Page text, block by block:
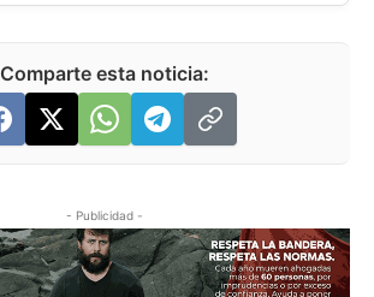
Comparte esta noticia:
- Publicidad -